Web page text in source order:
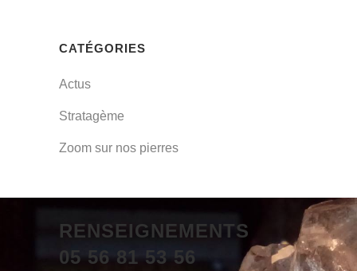
CATÉGORIES
Actus
Stratagème
Zoom sur nos pierres
RENSEIGNEMENTS
05 56 81 53 56